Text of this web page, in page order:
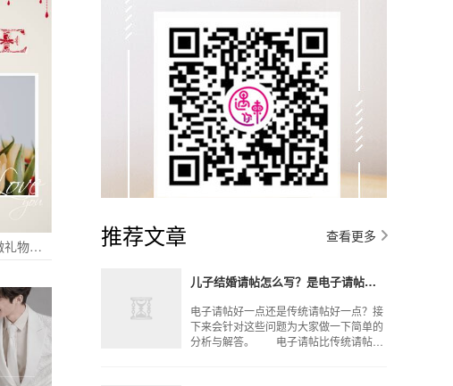
遇见你刚刚好情人节微礼物告白相册 推荐文章 查看更多
儿子结婚请帖怎么写？是电子请帖好还是传统请帖好？
电子请帖好一点还是传统请帖好一点？接
下来会针对这些问题为大家做一下简单的
分析与解答。 电子请帖比传统请帖